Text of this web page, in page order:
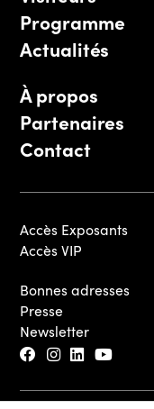
Programme
Actualités
À propos
Partenaires
Contact
Accès Exposants
Accès VIP
Bonnes adresses
Presse
Newsletter